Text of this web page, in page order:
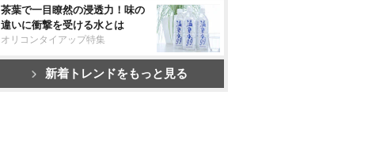
茶葉で一目瞭然の浸透力！味の
違いに衝撃を受ける水とは
オリコンタイアップ特集
新着トレンドをもっと見る